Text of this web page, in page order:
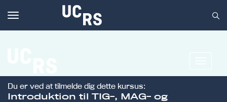
navigation
Om UCRS
Du er ved at tilmelde dig dette kursus:
Introduktion til TIG-, MAG- og